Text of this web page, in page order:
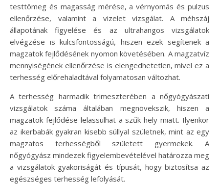
testtömeg és magasság mérése, a vérnyomás és pulzus
ellenőrzése, valamint a vizelet vizsgálat. A méhszáj
állapotának figyelése és az ultrahangos vizsgálatok
elvégzése is kulcsfontosságú, hiszen ezek segítenek a
magzatok fejlődésének nyomon követésében. A magzatvíz
mennyiségének ellenőrzése is elengedhetetlen, mivel ez a
terhesség előrehaladtával folyamatosan változhat.
A terhesség harmadik trimeszterében a nőgyógyászati
vizsgálatok száma általában megnövekszik, hiszen a
magzatok fejlődése lelassulhat a szűk hely miatt. Ilyenkor
az ikerbabák gyakran kisebb súllyal születnek, mint az egy
magzatos terhességből született gyermekek. A
nőgyógyász mindezek figyelembevételével határozza meg
a vizsgálatok gyakoriságát és típusát, hogy biztosítsa az
egészséges terhesség lefolyását.